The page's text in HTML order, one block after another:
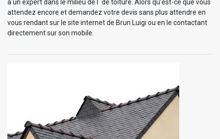
à un expert dans le milieu de l` de toiture. Alors qu’est-ce que vous
attendez encore et demandez votre devis sans plus attendre en
vous rendant sur le site internet de Brun Luigi ou en le contactant
directement sur son mobile.